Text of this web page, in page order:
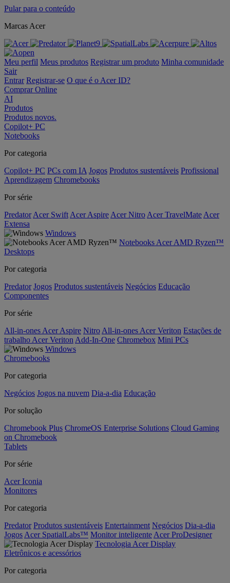
Pular para o conteúdo
Marcas Acer
Meu perfil Meus produtos Registrar um produto Minha comunidade
Sair
Entrar Registrar-se O que é o Acer ID?
Comprar Online
AI
Produtos
Produtos novos.
Copilot+ PC
Notebooks
Por categoria
Copilot+ PC PCs com IA Jogos Produtos sustentáveis Profissional
Aprendizagem Chromebooks
Por série
Predator Acer Swift Acer Aspire Acer Nitro Acer TravelMate Acer
Extensa
Windows
Notebooks Acer AMD Ryzen™
Desktops
Por categoria
Predator Jogos Produtos sustentáveis Negócios Educação
Componentes
Por série
All-in-ones Acer Aspire Nitro All-in-ones Acer Veriton Estações de
trabalho Acer Veriton Add-In-One Chromebox Mini PCs
Windows
Chromebooks
Por categoria
Negócios Jogos na nuvem Dia-a-dia Educação
Por solução
Chromebook Plus ChromeOS Enterprise Solutions Cloud Gaming
on Chromebook
Tablets
Por série
Acer Iconia
Monitores
Por categoria
Predator Produtos sustentáveis Entertainment Negócios Dia-a-dia
Jogos Acer SpatialLabs™ Monitor inteligente Acer ProDesigner
Tecnologia Acer Display
Eletrônicos e acessórios
Por categoria